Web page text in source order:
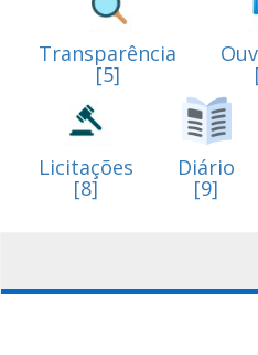
Transparência
[5]
Licitações
[8]
Diário
[9]